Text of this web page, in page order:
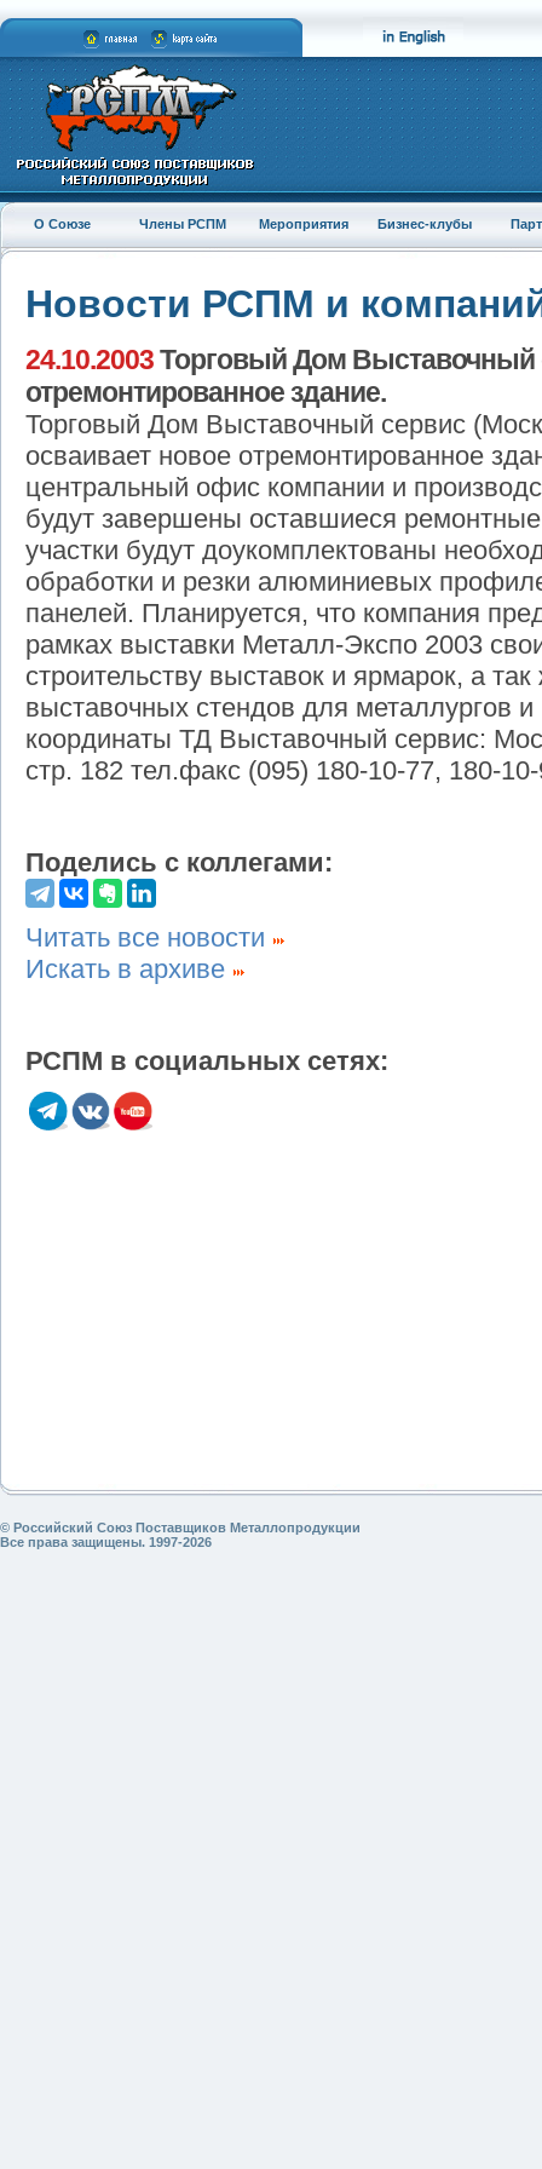
О Союзе Члены РСПМ Мероприятия Бизнес-клубы
Новости РСПМ и
24.10.2003Торговый Дом Выставочный
отремонтированное здание.
Торговый Дом Выставочный сервис
осваивает новое отремонтированное
центральный офис компании и
будут завершены оставшиеся
участки будут доукомплектованы
обработки и резки алюминиевых
панелей. Планируется, что компания
рамках выставки Металл-Экспо 2003
строительству выставок и ярмарок, а
выставочных стендов для металлургов
координаты ТД Выставочный сервис:
стр. 182 тел.факс (095) 180-10-77, 180-
Поделись с коллегами:
Читать все новости
Искать в архиве
РСПМ в социальных сетях:
© Российский Союз Поставщиков Металлопродукции
Все права защищены. 1997-2026